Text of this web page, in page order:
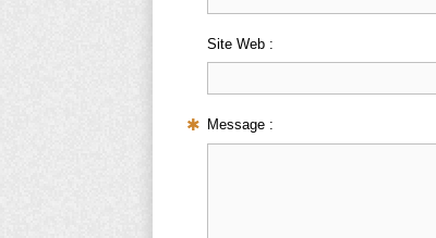
Site Web :
Message :